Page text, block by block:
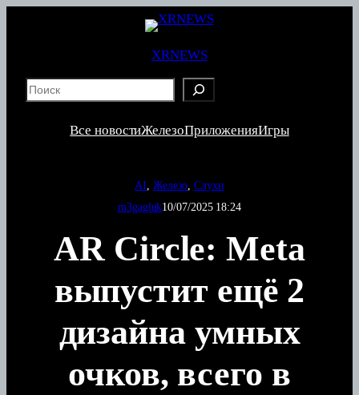
XRNEWS
Все новостиЖелезоПриложенияИгры
AI Железо , Слухи
m3gagluk10/07/2025 18:24
AR Circle: Meta
выпустит ещё 2
дизайна умных
очков, всего в